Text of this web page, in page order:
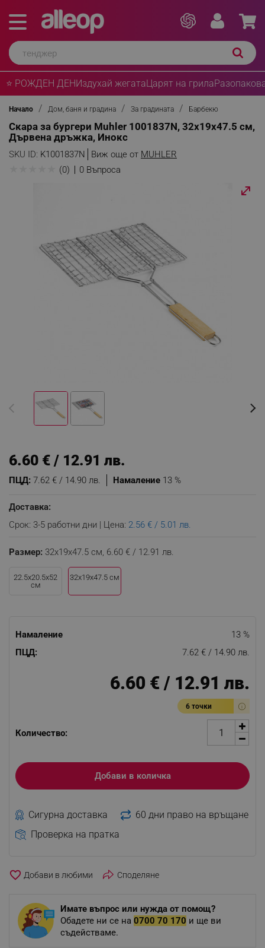
⭐ РОЖДЕН ДЕНИздухай жегатаЦарят на грила
Начало Дом, баня и градина За градината Барбекю
Скара за бургери Muhler 1001837N, 32x19x47.5 см,
Дървена дръжка, Инокс
SKU ID: K1001837N Виж още от MUHLER
(0) 0 Въпроса
Намаление 13 %
ПЦД: 7.62 € / 14.90 лв.
6.60 € / 12.91 лв.
Доставка:
Срок: 3-5 работни дни | Цена: 2.56 € / 5.01 лв.
Размер: 32x19x47.5 см, 6.60 € / 12.91 лв.
22.5x20.5x52
см
32x19x47.5 см
Намаление
13 %
ПЦД:
7.62 € / 14.90 лв.
6.60 € / 12.91 лв.
6 точки
Количество:
Добави в количка
Сигурна доставка
60 дни право на връщане
Проверка на пратка
favorite_border Споделяне
Имате въпрос или нужда от помощ?
Обадете ни се на 0700 70 170 и ще ви
съдействаме.